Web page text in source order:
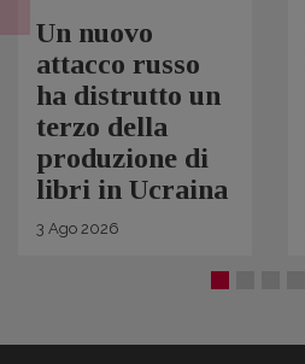
Un nuovo
attacco russo
ha distrutto un
terzo della
produzione di
libri in Ucraina
3 Ago 2026